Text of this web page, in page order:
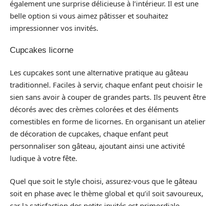
également une surprise délicieuse à l’intérieur. Il est une
belle option si vous aimez pâtisser et souhaitez
impressionner vos invités.
Cupcakes licorne
Les cupcakes sont une alternative pratique au gâteau
traditionnel. Faciles à servir, chaque enfant peut choisir le
sien sans avoir à couper de grandes parts. Ils peuvent être
décorés avec des crèmes colorées et des éléments
comestibles en forme de licornes. En organisant un atelier
de décoration de cupcakes, chaque enfant peut
personnaliser son gâteau, ajoutant ainsi une activité
ludique à votre fête.
Quel que soit le style choisi, assurez-vous que le gâteau
soit en phase avec le thème global et qu’il soit savoureux,